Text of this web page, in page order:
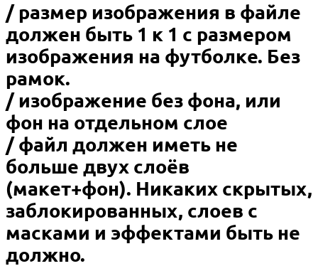
/ размер изображения в файле
должен быть 1 к 1 с размером
изображения на футболке. Без
рамок.
/ изображение без фона, или
фон на отдельном слое
/ файл должен иметь не
больше двух слоёв
(макет+фон). Никаких скрытых,
заблокированных, слоев с
масками и эффектами быть не
должно.